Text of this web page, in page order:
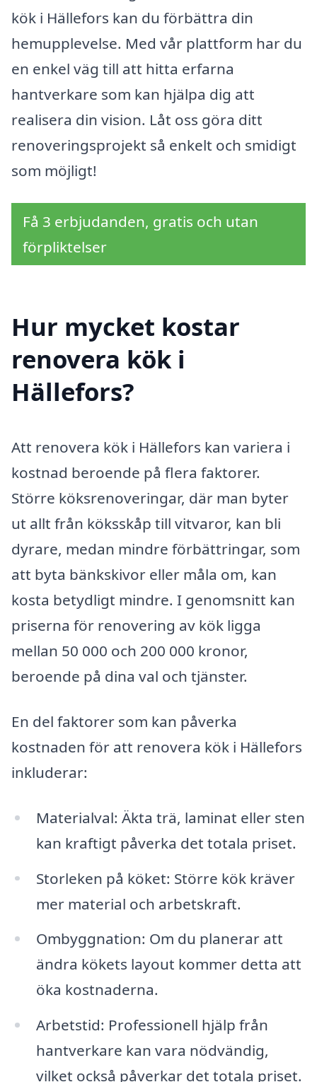
kök i Hällefors kan du förbättra din
hemupplevelse. Med vår plattform har du
en enkel väg till att hitta erfarna
hantverkare som kan hjälpa dig att
realisera din vision. Låt oss göra ditt
renoveringsprojekt så enkelt och smidigt
som möjligt!
Få 3 erbjudanden, gratis och utan
förpliktelser
Hur mycket kostar
renovera kök i
Hällefors?
Att renovera kök i Hällefors kan variera i
kostnad beroende på flera faktorer.
Större köksrenoveringar, där man byter
ut allt från köksskåp till vitvaror, kan bli
dyrare, medan mindre förbättringar, som
att byta bänkskivor eller måla om, kan
kosta betydligt mindre. I genomsnitt kan
priserna för renovering av kök ligga
mellan 50 000 och 200 000 kronor,
beroende på dina val och tjänster.
En del faktorer som kan påverka
kostnaden för att renovera kök i Hällefors
inkluderar:
Materialval: Äkta trä, laminat eller sten
kan kraftigt påverka det totala priset.
Storleken på köket: Större kök kräver
mer material och arbetskraft.
Ombyggnation: Om du planerar att
ändra kökets layout kommer detta att
öka kostnaderna.
Arbetstid: Professionell hjälp från
hantverkare kan vara nödvändig,
vilket också påverkar det totala priset.